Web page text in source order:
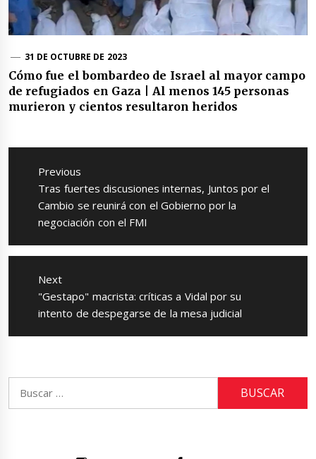
31 DE OCTUBRE DE 2023
Cómo fue el bombardeo de Israel al mayor campo
de refugiados en Gaza | Al menos 145 personas
murieron y cientos resultaron heridos
Navegación
entradas
Previous
Previous
post:
Tras fuertes discusiones internas, Juntos por el
Cambio se reunirá con el Gobierno por la
negociación con el FMI
Next
Next
post:
"Gestapo" macrista: críticas a Vidal por su
intento de despegarse de la mesa judicial